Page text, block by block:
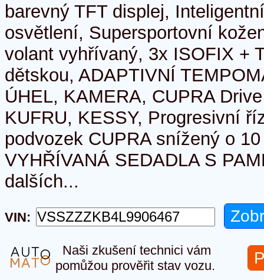
barevný TFT displej,
osvětlení, Supersportovní
volant vyhřívaný, 3x ISOFIX +
dětskou, ADAPTIVNÍ
ÚHEL, KAMERA, CUPRA
KUFRU, KESSY, Progresivní
podvozek CUPRA snížený o
VYHŘÍVANÁ SEDADLA S
dalších...
VIN:
Naši zkušení technici vám
pomůžou prověřit stav vozu.